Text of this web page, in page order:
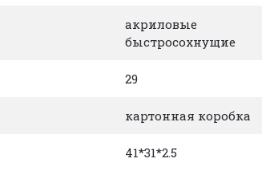
акриловые
быстросохнущие
29
картонная коробка
41*31*2.5